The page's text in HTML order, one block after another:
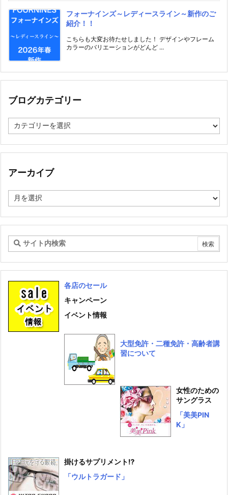
フォーナインズ～レディースライン～新作のご
紹介！！
こちらも大変お待たせしました！ デザインやフレーム
カラーのバリエーションがどんど ...
ブログカテゴリー
ロ
カ
ゴ
ー
アーカイブ
ー
イ
各店のセール
キャンペーン
イベント情報
大型免許・二種免許・高齢者講
習について
女性のための
サングラス
「美美PIN
K」
掛けるサプリメント⁉
「ウルトラガード」